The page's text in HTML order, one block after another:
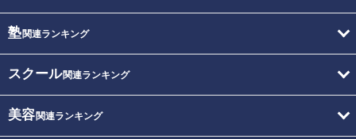
塾関連ランキング
スクール関連ランキング
美容関連ランキング